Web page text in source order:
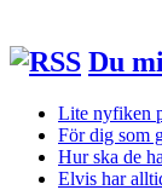
Du
Lite nyfiken
För dig som
Hur ska de
Elvis har